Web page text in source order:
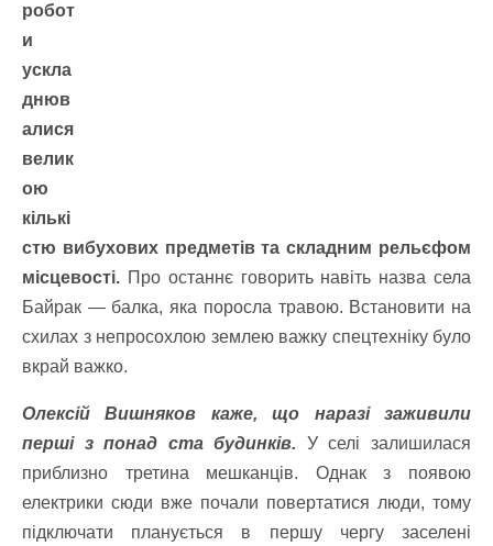
робот
и
ускла
днюв
алися
велик
ою
кількі
стю вибухових предметів та складним рельєфом
місцевості. Про останнє говорить навіть назва села
Байрак — балка, яка поросла травою. Встановити на
схилах з непросохлою землею важку спецтехніку було
вкрай важко.
Олексій Вишняков каже, що наразі заживили
перші з понад ста будинків. У селі залишилася
приблизно третина мешканців. Однак з появою
електрики сюди вже почали повертатися люди, тому
підключати планується в першу чергу заселені